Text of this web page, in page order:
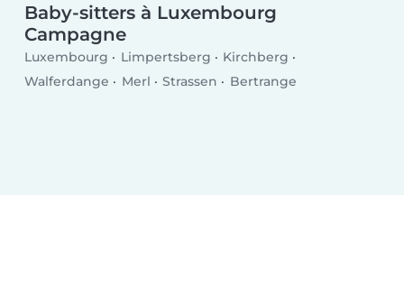
Baby-sitters à Luxembourg
Campagne
Luxembourg Limpertsberg
Kirchberg
Walferdange
Merl Strassen Bertrange